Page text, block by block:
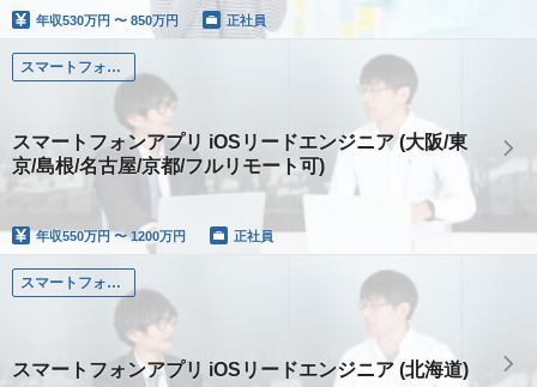
年収530万円 〜 850万円 正社員
スマートフォンアプリエンジニア
スマートフォンアプリ iOSリードエンジニア (大阪/東
京/島根/名古屋/京都/フルリモート可)
年収550万円 〜 1200万円 正社員
スマートフォンアプリエンジニア
スマートフォンアプリ iOSリードエンジニア (北海道)